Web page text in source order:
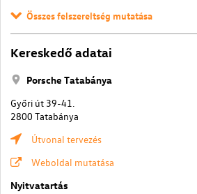
Összes felszereltség mutatása
Kereskedő adatai
Porsche Tatabánya
Győri út 39-41.
2800 Tatabánya
Útvonal tervezés
Weboldal mutatása
Nyitvatartás